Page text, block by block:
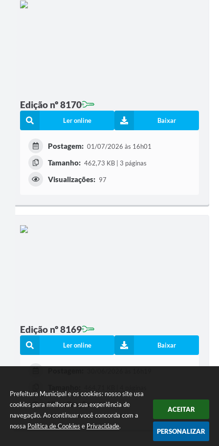
Prefeitura Municipal e os cookies: nosso site usa
cookies para melhorar a sua experiência de
navegação. Ao continuar você concorda com a
nossa Política de Cookies e Privacidade.
ACEITAR
PERSONALIZAR
Edição nº 8170
Ler online Baixar
Postagem: 01/07/2026 às 16h01
Tamanho: 462,73 KB | 3 páginas
Visualizações: 97
Edição nº 8169
Ler online Baixar
Visualizações: 92